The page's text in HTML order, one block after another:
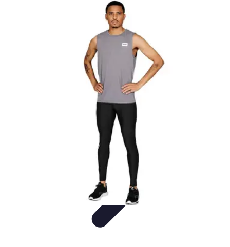
Techniques de Relaxation
Pratiques de relaxation
Relaxation Pour Tous